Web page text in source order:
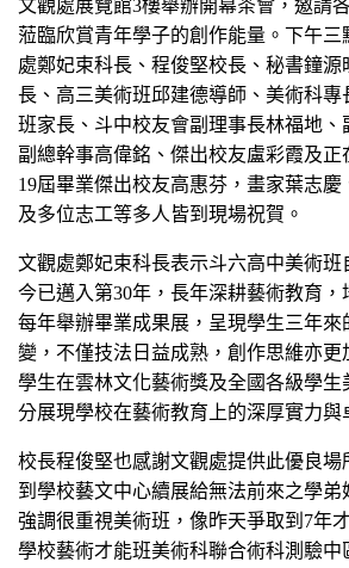
文觀處展覽館3樓舉辦開幕茶會，邀請
蒞臨欣賞青年學子的創作能量。下午三
處鄭妃束科長、程俊堅校長、秘書鐘源
長、高三美術班邱建德導師、美術科專
班家長、斗中校友會副理事長林福地
副總幹事高偉銘、傑出校友盧彩霞及正
19屆畢業傑出校友高惠芬，畫家葉志
及多位志工等多人皆到現場祝賀。
文觀處鄭妃束科長表示斗六高中美術班
今已邁入第30年，長年深耕藝術教育，
每年舉辦畢業成果展，呈現學生三年來
變，不僅技法日益成熟，創作思維亦更
學生在雲林文化藝術獎及全國各級學生
分展現學校在藝術教育上的深厚實力與
校長程俊堅也感謝文觀處提供此優良場
到學校藝文中心續展給無法前來之學弟
強調很重視美術班，像昨天爭取到7年
學校藝術才能班美術科聯合術科測驗中